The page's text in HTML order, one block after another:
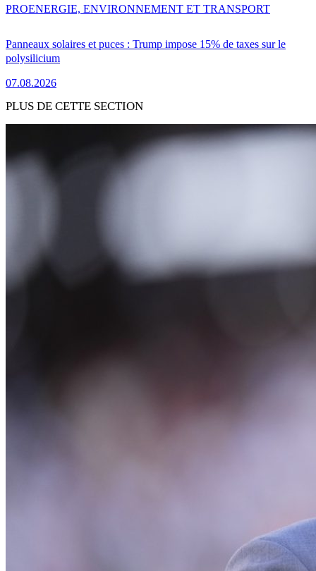
Panneaux solaires et puces : Trump impose 15% de taxes sur le
polysilicium
07.08.2026
PROENERGIE, ENVIRONNEMENT ET TRANSPORT
PLUS DE CETTE SECTION